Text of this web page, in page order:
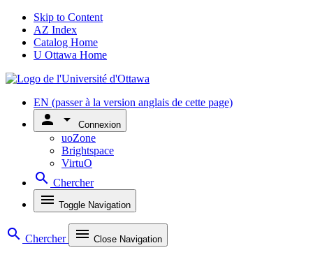
Skip to Content
AZ Index
Catalog Home
U Ottawa Home
EN (passer à la version anglais de cette page)
person arrow_drop_down Connexion
uoZone
Brightspace
VirtuO
search Chercher
menu Toggle Navigation
search Chercher menu Close Navigation